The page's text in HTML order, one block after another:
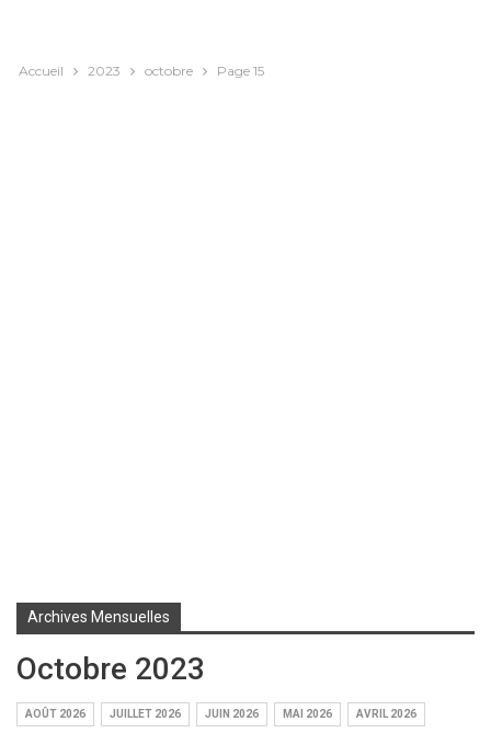
Accueil 2023 octobre Page 15
Archives Mensuelles
Octobre 2023
AOÛT 2026 JUILLET 2026 JUIN 2026 MAI 2026 AVRIL 2026